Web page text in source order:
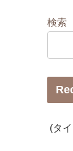
検索
(タ